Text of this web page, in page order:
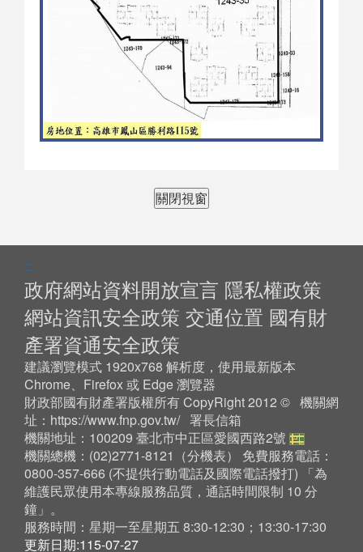
關閉視窗
:::
政府網站資料開放宣言 隱私權政策
網站資訊安全政策 交通位置 國有財
產署資通安全政策
建議瀏覽模式 1920x768 解析度，使用最新版本
Chrome、Firefox 或 Edge 瀏覽器
財政部國有財產署版權所有 CopyRight 2012 © 機關網
址： https://www.fnp.gov.tw/ 署長信箱
機關地址：100209 臺北市中正區愛國西路2號
機關總機：(02)2771-8121（分機表） 免費服務電話：
0800-357-666 (不提供行動電話及國際電話撥打) 「為
維護民眾使用本專線服務品質，通話時間限制 10 分
鐘」。
服務時間：星期一至星期五 8:30-12:30；13:30-17:30
更新日期:115-07-27